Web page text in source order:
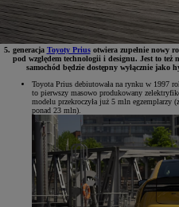
5. generacja Toyoty Priusotwiera zupełnie nowy
pod względem technologii i designu. Jest to
samochód będzie dostępny wyłącznie jako
Toyota Prius debiutowała na rynku w 1997
to pierwszy masowo produkowany
modelu przekroczyła już 5 mln egzemplarzy
ponad 23 mln).